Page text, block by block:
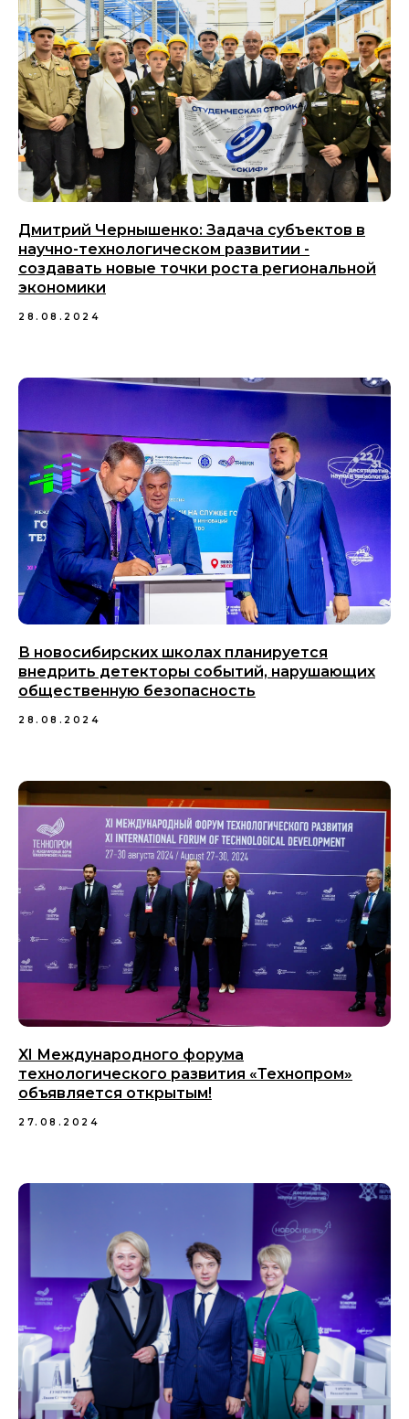
Дмитрий Чернышенко: Задача субъектов в
научно-технологическом развитии -
создавать новые точки роста региональной
экономики
28.08.2024
В новосибирских школах планируется
внедрить детекторы событий, нарушающих
общественную безопасность
28.08.2024
XI Международного форума
технологического развития «Технопром»
объявляется открытым!
27.08.2024